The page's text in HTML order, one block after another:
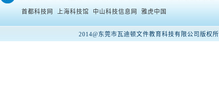
首都科技网 上海科技馆 中山科技信息网 雅虎中国
2014@东莞市瓦迪顿文件教育科技有限公司版权